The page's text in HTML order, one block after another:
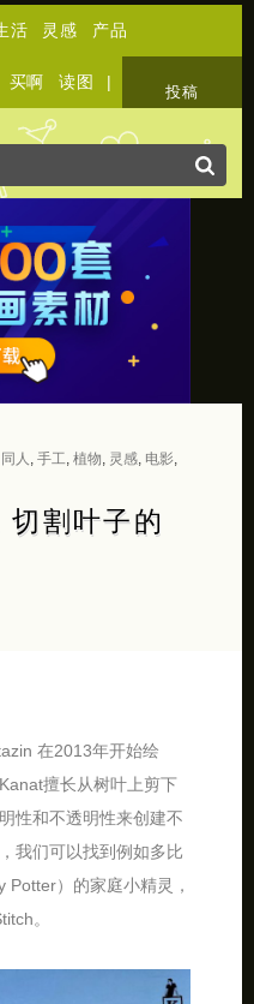
活 灵感 产品
买啊 读图 |
投稿
同人 手工 植物 灵感, 电影,
割叶子的
在2013年开始绘
擅长从树叶上剪下
性和不透明性来创建不
我们可以找到例如多比
Potter）的家庭小精灵，
。